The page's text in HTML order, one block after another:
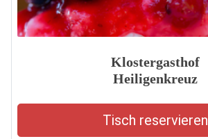
Klostergasthof
Heiligenkreuz
Tisch reservieren